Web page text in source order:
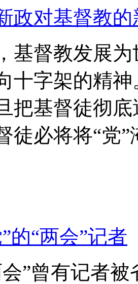
对基督教的
基督教发展
十字架的精
把基督徒彻
徒必将将“党”
的“两会”记者
”曾有记者